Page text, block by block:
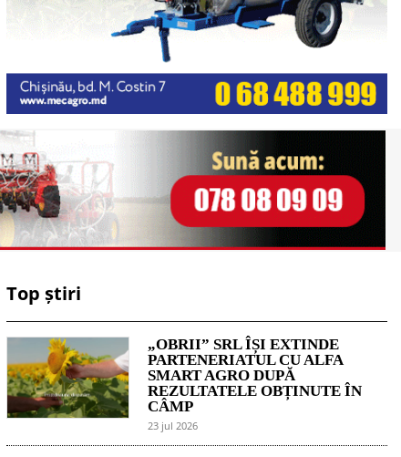
Top știri
„OBRII” SRL ÎȘI EXTINDE
PARTENERIATUL CU ALFA
SMART AGRO DUPĂ
REZULTATELE OBȚINUTE ÎN
CÂMP
23 jul 2026